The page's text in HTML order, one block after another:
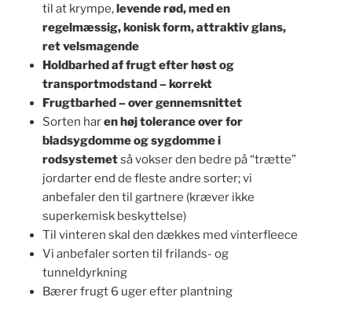
til at krympe,levende rød, med en
regelmæssig, konisk form, attraktiv glans,
ret velsmagende
Holdbarhed af frugt efter høst og
transportmodstand – korrekt
Frugtbarhed – over gennemsnittet
Sorten haren høj tolerance over for
bladsygdomme og sygdomme i
rodsystemetså vokser den bedre på “trætte”
jordarter end de fleste andre sorter; vi
anbefaler den til gartnere (kræver ikke
superkemisk beskyttelse)
Til vinteren skal den dækkes med vinterfleece
Vi anbefaler sorten til frilands- og
tunneldyrkning
Bærer frugt 6 uger efter plantning